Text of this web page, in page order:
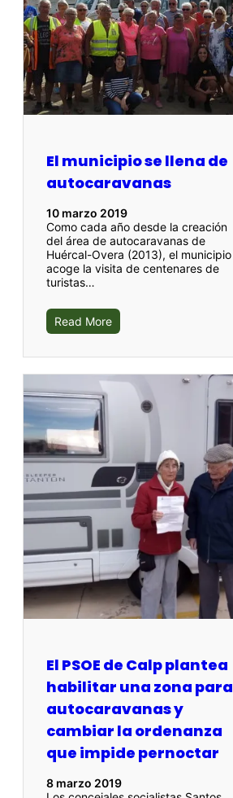
El municipio se llena de
autocaravanas
10 marzo 2019
Como cada año desde la creación
del área de autocaravanas de
Huércal-Overa (2013), el municipio
acoge la visita de centenares de
turistas…
Read More
El PSOE de Calp plantea
habilitar una zona para
autocaravanas y
cambiar la ordenanza
que impide pernoctar
8 marzo 2019